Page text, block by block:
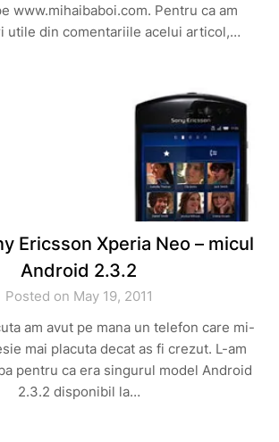
www.mihaibaboi.com. Pentru ca am
utile din comentariile acelui articol,…
Ericsson Xperia Neo – micul
Android 2.3.2
Posted on May 19, 2011
am avut pe mana un telefon care mi-
mai placuta decat as fi crezut. L-am
pentru ca era singurul model Android
2.3.2 disponibil la…